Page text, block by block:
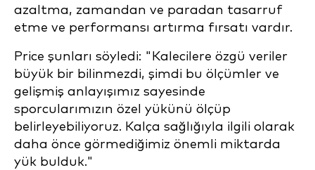
azaltma, zamandan ve paradan tasarruf
etme ve performansı artırma fırsatı vardır.
Price şunları söyledi: "Kalecilere özgü veriler
büyük bir bilinmezdi, şimdi bu ölçümler ve
gelişmiş anlayışımız sayesinde
sporcularımızın özel yükünü ölçüp
belirleyebiliyoruz. Kalça sağlığıyla ilgili olarak
daha önce görmediğimiz önemli miktarda
yük bulduk."